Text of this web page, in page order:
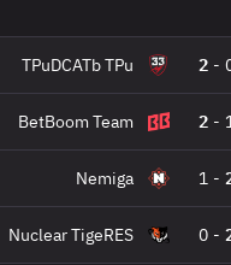
TPuDCATb TPu 2 -
BetBoom Team 2 -
Nemiga 1 -
Nuclear TigeRES 0 -